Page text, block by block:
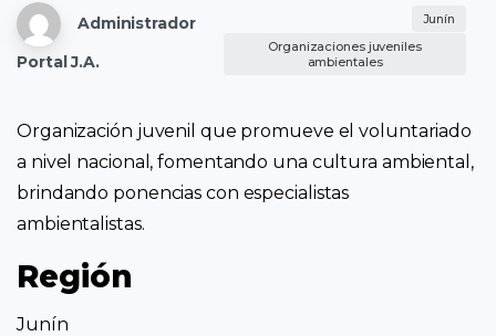
Administrador
Portal J.A.
Junín
Organizaciones juveniles
ambientales
Organización juvenil que promueve el voluntariado
a nivel nacional, fomentando una cultura ambiental,
brindando ponencias con especialistas
ambientalistas.
Región
Junín